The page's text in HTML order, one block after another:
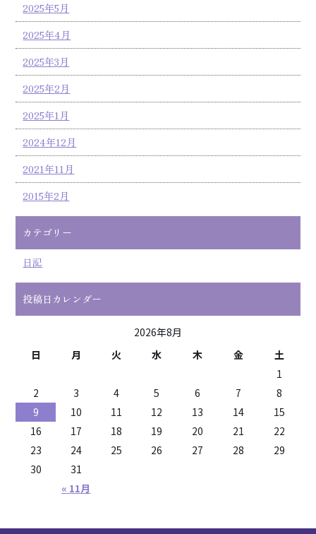
2025年5月
2025年4月
2025年3月
2025年2月
2025年1月
2024年12月
2021年11月
2015年2月
カテゴリー
日記
投稿日カレンダー
2026年8月
日
月 火 水 木 金 土
« 11月
1
2
3 4 5 6 7
8
9
10 11 12 13 14
15
16
17 18 19 20 21
22
23
24 25 26 27 28
29
30
31